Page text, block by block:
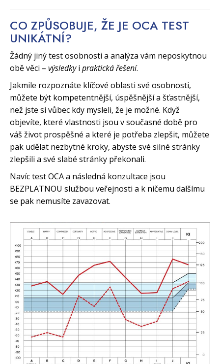
CO ZPŮSOBUJE, ŽE JE OCA TEST
UNIKÁTNÍ?
Žádný jiný test osobnosti a analýza vám neposkytnou
obě věci – výsledkyi praktická řešení.
Jakmile rozpoznáte klíčové oblasti své osobnosti,
můžete být kompetentnější, úspěšnější a šťastnější,
než jste si vůbec kdy mysleli, že je možné. Když
objevíte, které vlastnosti jsou v současné době pro
váš život prospěšné a které je potřeba zlepšit, můžete
pak udělat nezbytné kroky, abyste své silné stránky
zlepšili a své slabé stránky překonali.
Navíc test OCA a následná konzultace jsou
BEZPLATNOU službou veřejnosti a k ničemu dalšímu
se pak nemusíte zavazovat.